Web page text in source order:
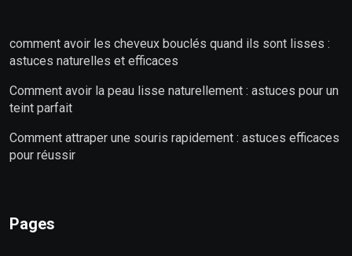
comment avoir les cheveux bouclés quand ils sont lisses :
astuces naturelles et efficaces
Comment avoir la peau lisse naturellement : astuces pour un
teint parfait
Comment attraper une souris rapidement : astuces efficaces
pour réussir
Pages